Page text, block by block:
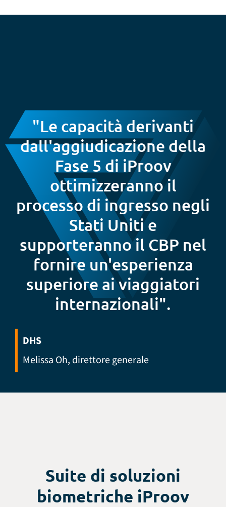
"Le capacità derivanti
dall'aggiudicazione della
Fase 5 di iProov
ottimizzeranno il
processo di ingresso negli
Stati Uniti e
supporteranno il CBP nel
fornire un'esperienza
superiore ai viaggiatori
internazionali".
DHS
Melissa Oh, direttore generale
Suite di soluzioni
biometriche iProov